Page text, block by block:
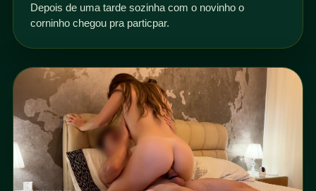
Depois de uma tarde sozinha com o novinho o
corninho chegou pra particpar.